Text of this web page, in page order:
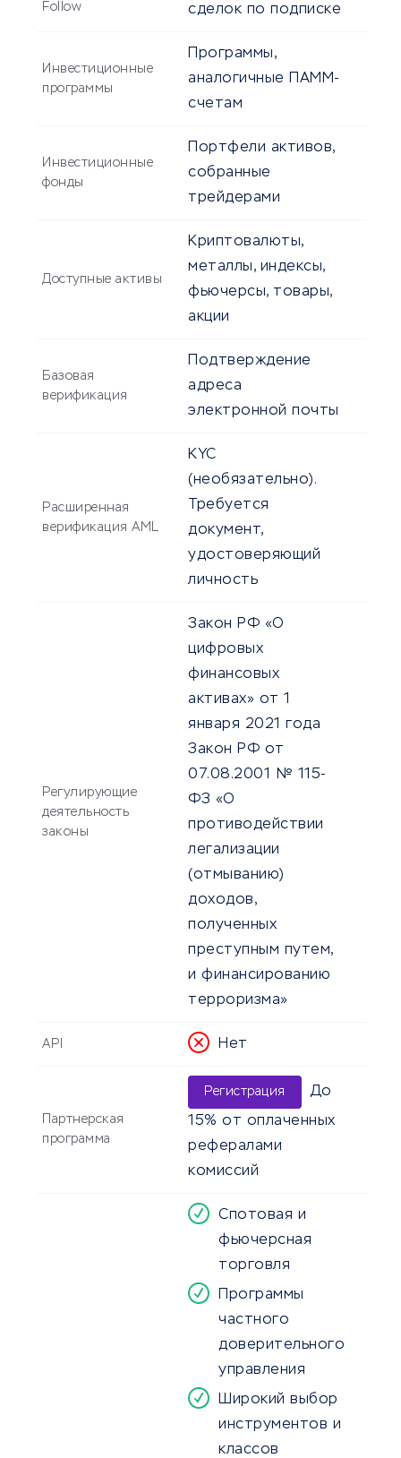
Follow
сделок по подписке
Инвестиционные
программы
Программы,
аналогичные ПАММ-
счетам
Инвестиционные
фонды
Портфели активов,
собранные
трейдерами
Доступные активы
Криптовалюты,
металлы, индексы,
фьючерсы, товары,
акции
Базовая
верификация
Подтверждение
адреса
электронной почты
Расширенная
верификация AML
KYC
(необязательно).
Требуется
документ,
удостоверяющий
личность
Регулирующие
деятельность
законы
Закон РФ «О
цифровых
финансовых
активах» от 1
января 2021 года
Закон РФ от
07.08.2001 № 115-
ФЗ «О
противодействии
легализации
(отмыванию)
доходов,
полученных
преступным путем,
и финансированию
терроризма»
API Нет
Партнерская
программа
Регистрация До
15% от оплаченных
рефералами
комиссий
Спотовая и
фьючерсная
торговля
Программы
частного
доверительного
управления
Широкий выбор
инструментов и
классов